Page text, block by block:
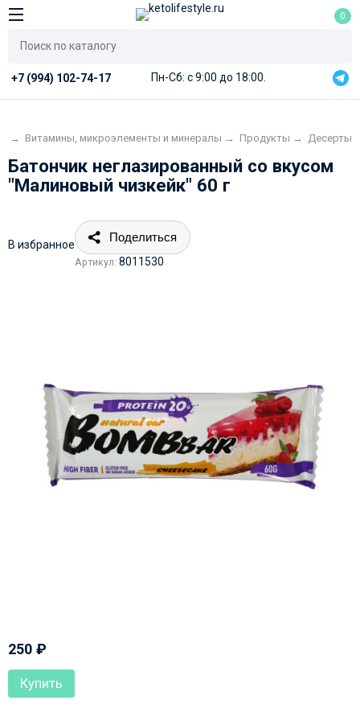
0
+7 (994) 102-74-17 Пн-Сб: с 9:00 до 18:00.
→ Витамины, микроэлементы и минералы → Продукты → Десерты
Батончик неглазированный со вкусом
"Малиновый чизкейк" 60 г
В избранное
Поделиться
Артикул: 8011530
250 ₽
Купить